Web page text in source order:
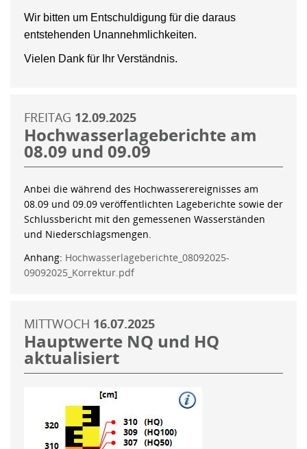
Wir bitten um Entschuldigung für die daraus
entstehenden Unannehmlichkeiten.
Vielen Dank für Ihr Verständnis.
FREITAG 12.09.2025
Hochwasserlageberichte am
08.09 und 09.09
Anbei die während des Hochwasserereignisses am
08.09 und 09.09 veröffentlichten Lageberichte sowie der
Schlussbericht mit den gemessenen Wasserständen
und Niederschlagsmengen.
Anhang: Hochwasserlageberichte_08092025-
09092025_Korrektur.pdf
MITTWOCH 16.07.2025
Hauptwerte NQ und HQ
aktualisiert